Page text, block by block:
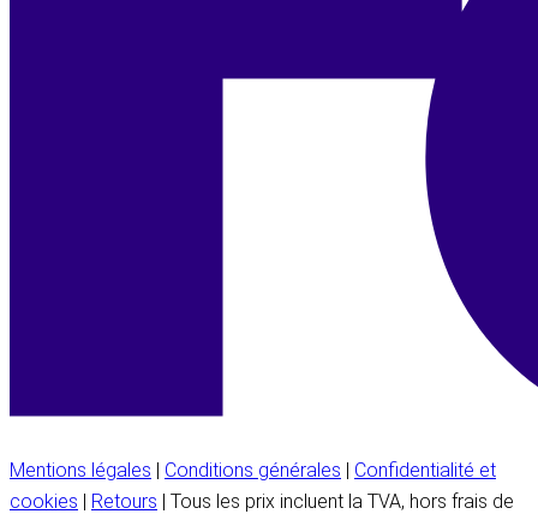
Mentions légales | Conditions générales | Confidentialité et
cookies | Retours | Tous les prix incluent la TVA, hors frais de